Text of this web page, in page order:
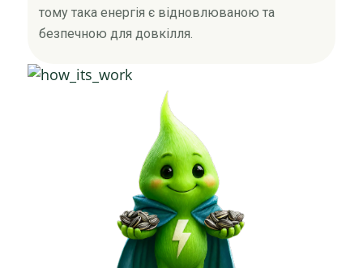
тому така енергія є відновлюваною та
безпечною для довкілля.